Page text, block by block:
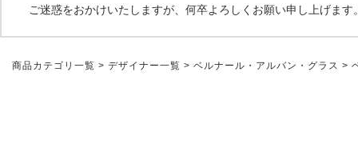
ご迷惑をおかけいたしますが、何卒よろしくお願い申し上げます
商品カテゴリ一覧 > デザイナー一覧 > ベルナール・アルバン・グラス >